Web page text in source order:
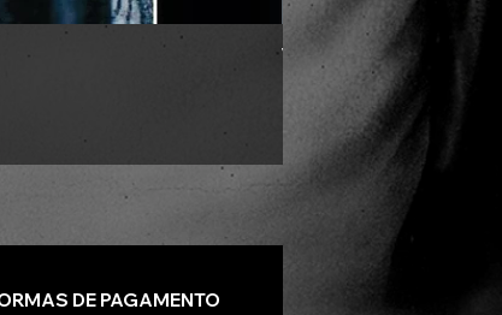
VLAD TEPES - Morte
DE PAGAMENTO